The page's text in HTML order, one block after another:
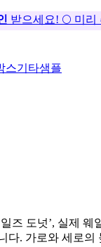
받으세요! 🌕 미리
스기타샘플
즈 도넛’, 실제
다. 가로와 세로